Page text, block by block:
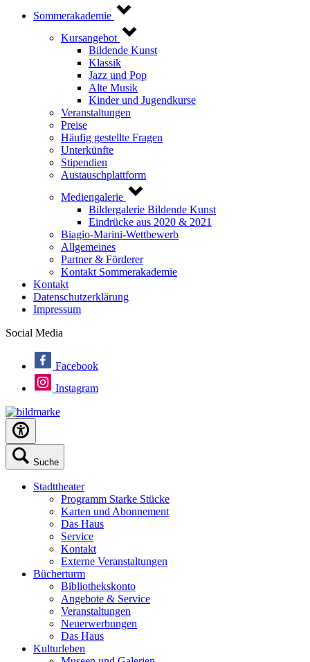
Sommerakademie
Kursangebot
Bildende Kunst
Klassik
Jazz und Pop
Alte Musik
Kinder und Jugendkurse
Veranstaltungen
Preise
Häufig gestellte Fragen
Unterkünfte
Stipendien
Austauschplattform
Mediengalerie
Bildergalerie Bildende Kunst
Eindrücke aus 2020 & 2021
Biagio-Marini-Wettbewerb
Allgemeines
Partner & Förderer
Kontakt Sommerakademie
Kontakt
Datenschutzerklärung
Impressum
Social Media
Facebook
Instagram
Suche
Stadttheater
Programm Starke Stücke
Karten und Abonnement
Das Haus
Service
Kontakt
Externe Veranstaltungen
Bücherturm
Bibliothekskonto
Angebote & Service
Veranstaltungen
Neuerwerbungen
Das Haus
Kulturleben